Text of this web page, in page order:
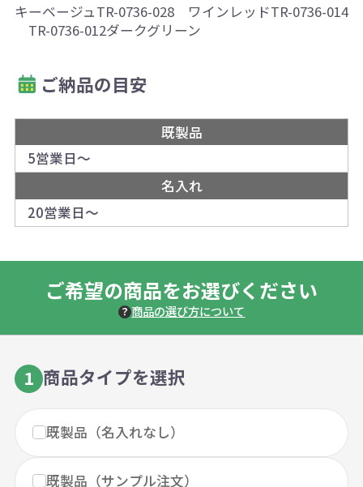
キーベージュTR-0736-028 ワインレッドTR-0736-014
TR-0736-012ダークグリーン
ご納品の目安
既製品
5営業日～
名入れ
20営業日～
ご希望の商品をお選びください
商品の選び方について
1 商品タイプを選択
既製品（名入れなし）
既製品（サンプル注文）